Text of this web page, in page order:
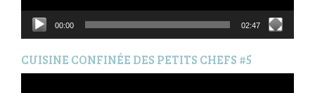
00:00 02:47
CUISINE CONFINÉE DES PETITS CHEFS #5